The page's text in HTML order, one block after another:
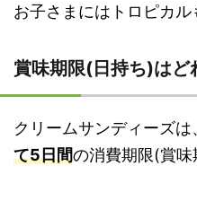
お子さまにはトロピカル
賞味期限(日持ち)はど
クリームサンディーズ
て5日間の消費期限(賞味